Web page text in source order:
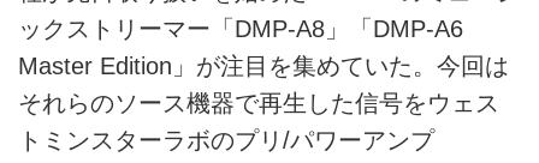
ックストリーマー「DMP-A8」「DMP-A6
Master Edition」が注目を集めていた。今回は
それらのソース機器で再生した信号をウェス
トミンスターラボのプリ/パワーアンプ